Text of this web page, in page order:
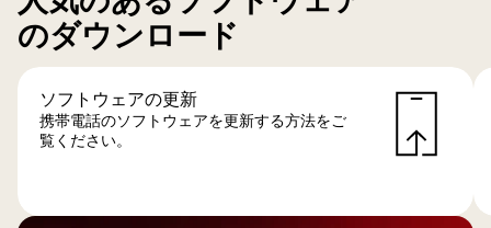
のダウンロード
ソフトウェアの更新
携帯電話のソフトウェアを更新する方法をご
覧ください。